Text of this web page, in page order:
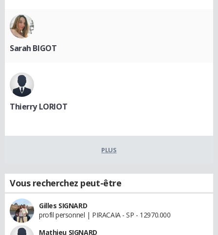
Sarah BIGOT
Thierry LORIOT
PLUS
Vous recherchez peut-être
Gilles SIGNARD
profil personnel | PIRACAIA - SP - 12970.000
Mathieu SIGNARD